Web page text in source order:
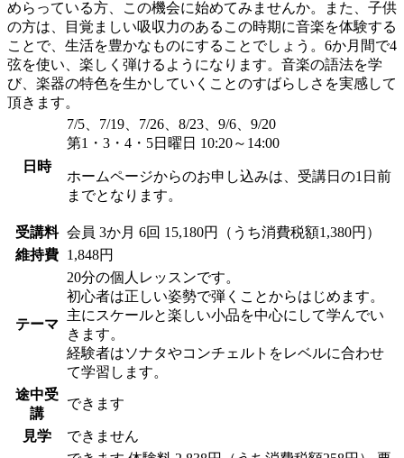
めらっている方、この機会に始めてみませんか。また、子供
の方は、目覚ましい吸収力のあるこの時期に音楽を体験する
ことで、生活を豊かなものにすることでしょう。6か月間で4
弦を使い、楽しく弾けるようになります。音楽の語法を学
び、楽器の特色を生かしていくことのすばらしさを実感して
頂きます。
日時
7/5、7/19、7/26、8/23、9/6、9/20
第1・3・4・5日曜日 10:20～14:00
ホームページからのお申し込みは、受講日の1日前
までとなります。
受講料 会員 3か月 6回 15,180円（うち消費税額1,380円）
維持費
1,848円
テーマ
20分の個人レッスンです。
初心者は正しい姿勢で弾くことからはじめます。
主にスケールと楽しい小品を中心にして学んでい
きます。
経験者はソナタやコンチェルトをレベルに合わせ
て学習します。
途中受
講
できます
見学 できません